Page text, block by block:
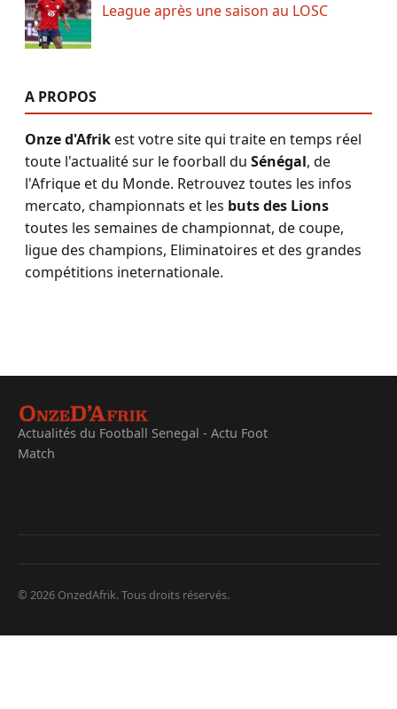
League après une saison au LOSC
A PROPOS
Onze d'Afrikest votre site qui traite en temps réel
toute l'actualité sur le foorball du Sénégal, de
l'Afrique et du Monde. Retrouvez toutes les infos
mercato, championnats et les buts des Lions
toutes les semaines de championnat, de coupe,
ligue des champions, Eliminatoires et des grandes
compétitions ineternationale.
Actualités du Football Senegal - Actu Foot
Match
© 2026 OnzedAfrik. Tous droits réservés.